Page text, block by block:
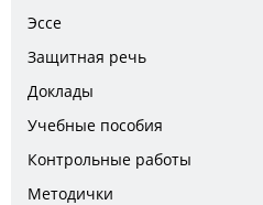
Эссе
Защитная речь
Доклады
Учебные пособия
Контрольные работы
Методички